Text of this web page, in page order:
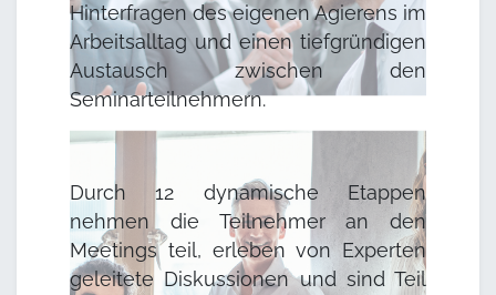
Hinterfragen des eigenen Agierens im
Arbeitsalltag und einen tiefgründigen
Austausch zwischen den
Seminarteilnehmern.
Durch 12 dynamische Etappen
nehmen die Teilnehmer an den
Meetings teil, erleben von Experten
geleitete Diskussionen und sind Teil